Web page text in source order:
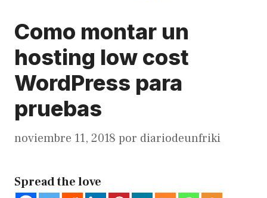
Como montar un
hosting low cost
WordPress para
pruebas
noviembre 11, 2018 por diariodeunfriki
Spread the love